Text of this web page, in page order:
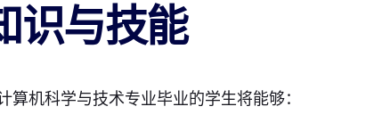
识与技能
算机科学与技术专业毕业的学生将能够：